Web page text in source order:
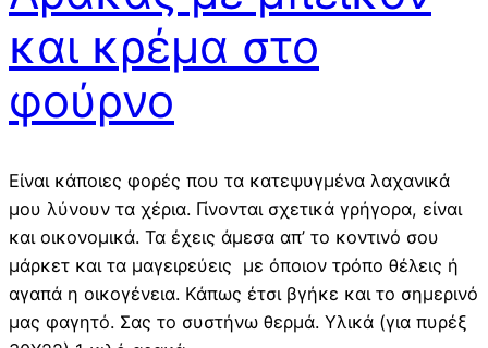
και κρέμα στο
φούρνο
Είναι κάποιες φορές που τα κατεψυγμένα λαχανικά
μου λύνουν τα χέρια. Γίνονται σχετικά γρήγορα, είναι
και οικονομικά. Τα έχεις άμεσα απ’ το κοντινό σου
μάρκετ και τα μαγειρεύεις με όποιον τρόπο θέλεις ή
αγαπά η οικογένεια. Κάπως έτσι βγήκε και το σημερινό
μας φαγητό. Σας το συστήνω θερμά. Υλικά (για πυρέξ